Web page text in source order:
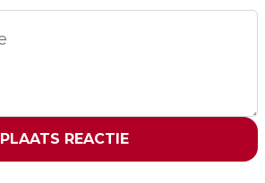
PLAATS REACTIE